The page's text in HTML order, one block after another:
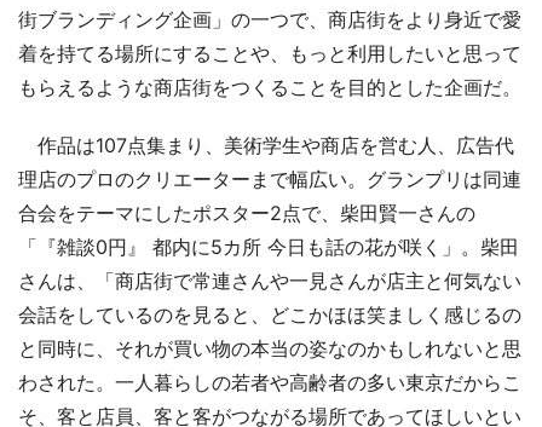
街ブランディング企画」の一つで、商店街をより身近で愛
着を持てる場所にすることや、もっと利用したいと思って
もらえるような商店街をつくることを目的とした企画だ。
作品は107点集まり、美術学生や商店を営む人、広告代
理店のプロのクリエーターまで幅広い。グランプリは同連
合会をテーマにしたポスター2点で、柴田賢一さんの
「『雑談0円』 都内に5カ所 今日も話の花が咲く」。柴田
さんは、「商店街で常連さんや一見さんが店主と何気ない
会話をしているのを見ると、どこかほほ笑ましく感じるの
と同時に、それが買い物の本当の姿なのかもしれないと思
わされた。一人暮らしの若者や高齢者の多い東京だからこ
そ、客と店員、客と客がつながる場所であってほしいとい